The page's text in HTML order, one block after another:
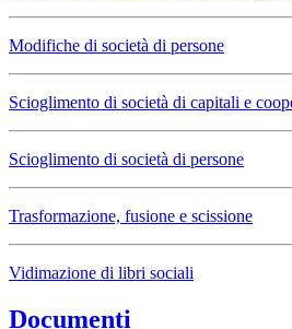
Modifiche di società di persone
Scioglimento di società di capitali e
Scioglimento di società di persone
Trasformazione, fusione e scissione
Vidimazione di libri sociali
Documenti